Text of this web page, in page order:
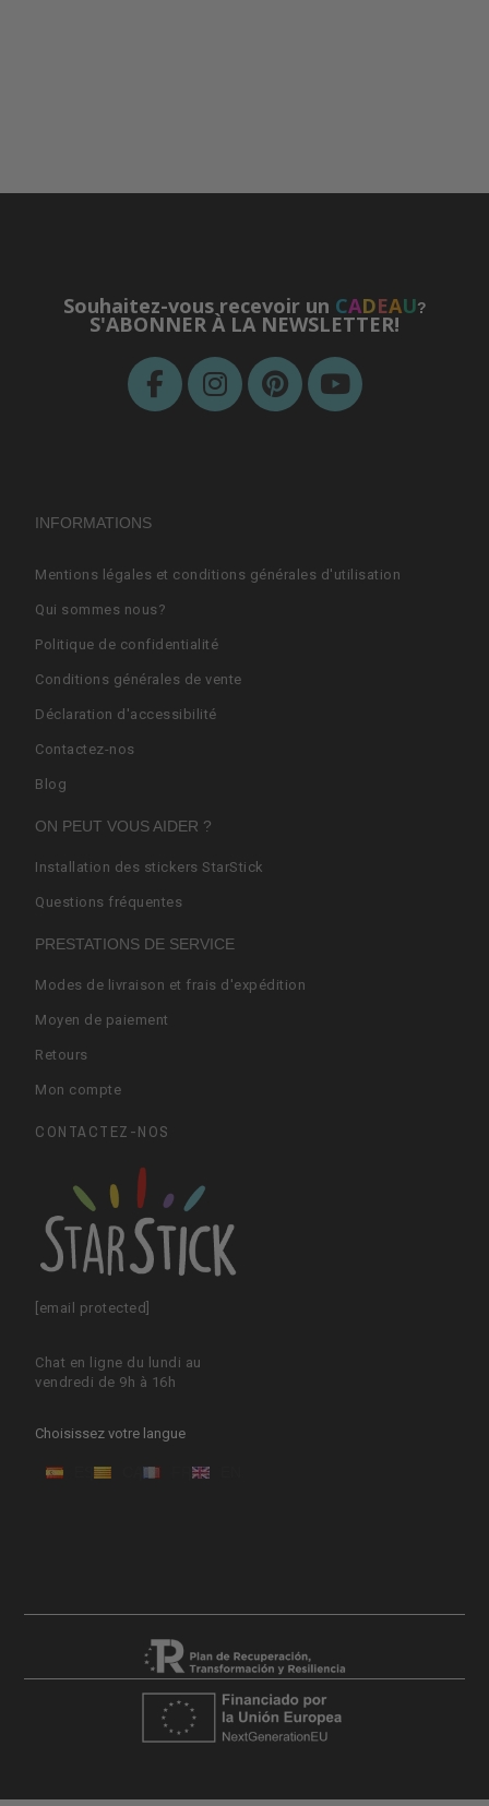
Souhaitez-vous recevoir un CADEAU?
S'ABONNER À LA NEWSLETTER!
INFORMATIONS
Mentions légales et conditions générales d'utilisation
Qui sommes nous?
Politique de confidentialité
Conditions générales de vente
Déclaration d'accessibilité
Contactez-nos
Blog
ON PEUT VOUS AIDER ?
Installation des stickers StarStick
Questions fréquentes
PRESTATIONS DE SERVICE
Modes de livraison et frais d'expédition
Moyen de paiement
Retours
Mon compte
CONTACTEZ-NOS
[email protected]
Chat en ligne du lundi au
vendredi de 9h à 16h
Choisissez votre langue
ES CA FR